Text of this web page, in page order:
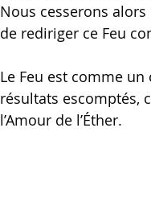
Nous cesserons
de rediriger ce Feu
Le Feu est comme
résultats escomptés,
l’Amour de l’Éther.